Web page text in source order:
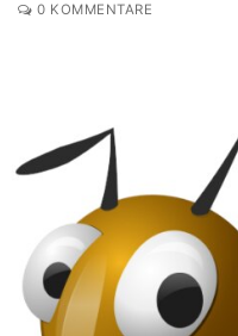
0 KOMMENTARE